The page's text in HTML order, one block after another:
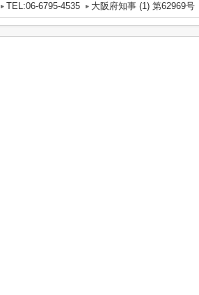
TEL:06-6795-4535
大阪府知事 (1) 第62969号